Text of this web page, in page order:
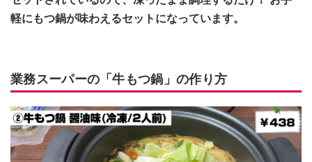
軽にもつ鍋が味わえるセットになっています。
業務スーパーの「牛もつ鍋」の作り方